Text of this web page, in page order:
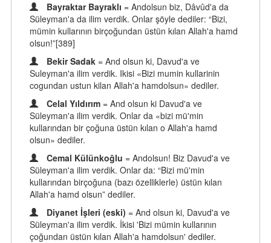
Bayraktar Bayraklı = Andolsun biz, Dâvûd'a da
Süleyman'a da ilim verdik. Onlar şöyle dediler: “Bizi,
mümin kullarının birçoğundan üstün kılan Allah'a hamd
olsun!”[389]
Bekir Sadak = And olsun ki, Davud'a ve
Suleyman'a ilim verdik. Ikisi «Bizi mumin kullarinin
cogundan ustun kilan Allah'a hamdolsun» dediler.
Celal Yıldırım = And olsun ki Davud'a ve
Süleyman'a ilim verdik. Onlar da «bizi mü'min
kullarından bir çoğuna üstün kılan o Allah'a hamd
olsun» dediler.
Cemal Külünkoğlu = Andolsun! Biz Davud'a ve
Süleyman'a ilim verdik. Onlar da: “Bizi mü'min
kullarından birçoğuna (bazı özelliklerle) üstün kılan
Allah'a hamd olsun” dediler.
Diyanet İşleri (eski) = And olsun ki, Davud'a ve
Süleyman'a ilim verdik. İkisi 'Bizi mümin kullarının
çoğundan üstün kılan Allah'a hamdolsun' dediler.